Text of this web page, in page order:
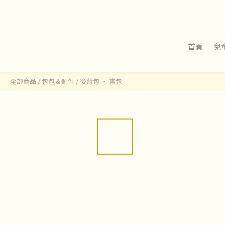
首頁 兒
全部商品 / 包包＆配件 /後背包 · 書包